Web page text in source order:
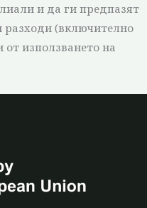
и да ги предпазят
разходи (включително
използването на